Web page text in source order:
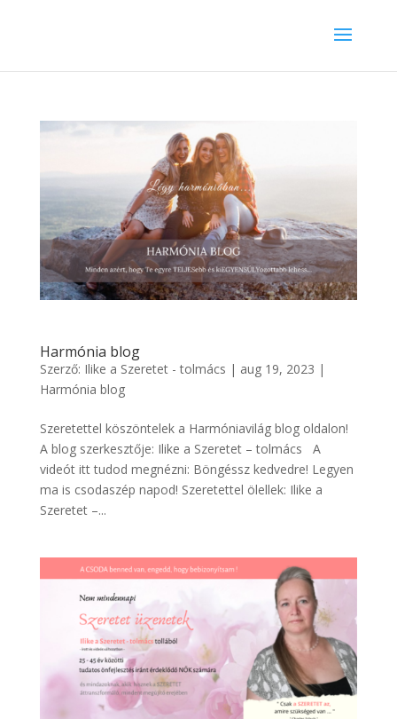
Harmónia blog
Szerző: Ilike a Szeretet - tolmács | aug 19, 2023 |
Harmónia blog
Szeretettel köszöntelek a Harmóniavilág blog oldalon!
A blog szerkesztője: Ilike a Szeretet – tolmács A
videót itt tudod megnézni: Böngéssz kedvedre! Legyen
ma is csodaszép napod! Szeretettel ölellek: Ilike a
Szeretet –...